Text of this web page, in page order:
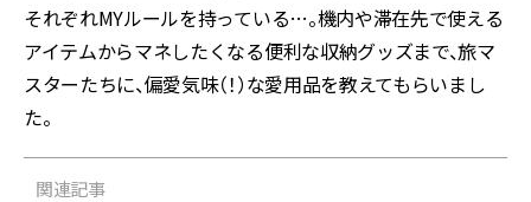
それぞれMYルールを持っている…。機内や滞在先で使える
アイテムからマネしたくなる便利な収納グッズまで、旅マ
スターたちに、偏愛気味（！）な愛用品を教えてもらいまし
た。
関連記事